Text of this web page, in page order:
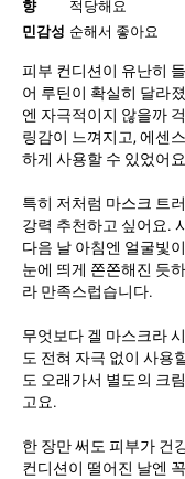
향
적당해요
민감성 순해서 좋아요
피부 컨디션이 유난히
어 루틴이 확실히 달라
엔 자극적이지 않을까
링감이 느껴지고, 에센
하게 사용할 수 있었어
특히 저처럼 마스크 트
강력 추천하고 싶어요.
다음 날 아침엔 얼굴빛
눈에 띄게 쫀쫀해진 듯
라 만족스럽습니다.
무엇보다 겔 마스크라
도 전혀 자극 없이 사용
도 오래가서 별도의 크
고요.
한 장만 써도 피부가 건
컨디션이 떨어진 날엔